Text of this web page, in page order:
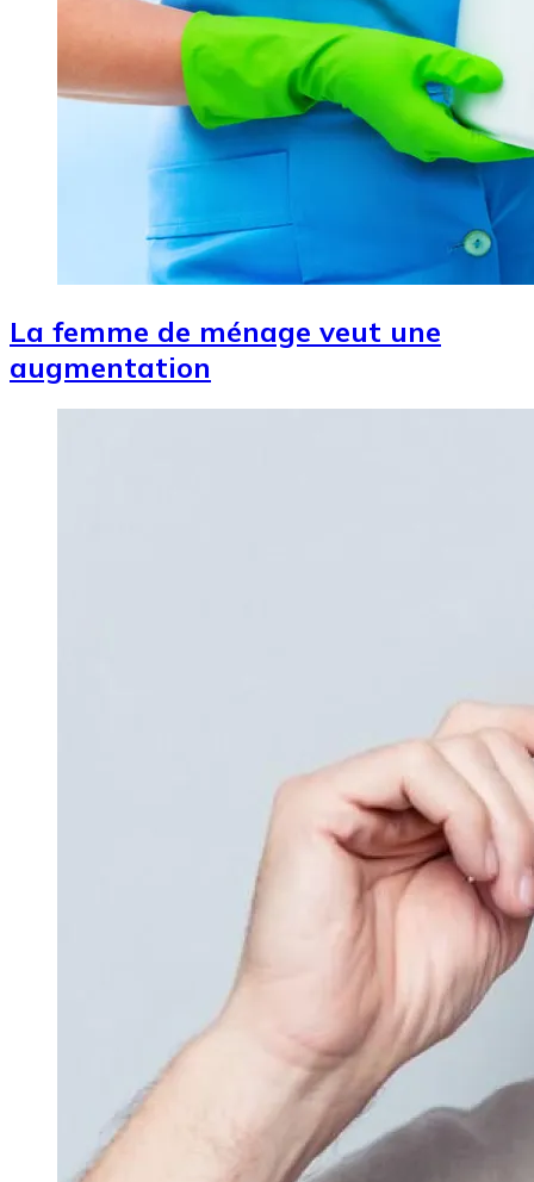
La femme de ménage veut une
augmentation